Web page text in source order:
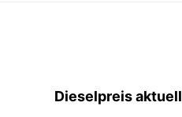
Dieselpreis aktuell